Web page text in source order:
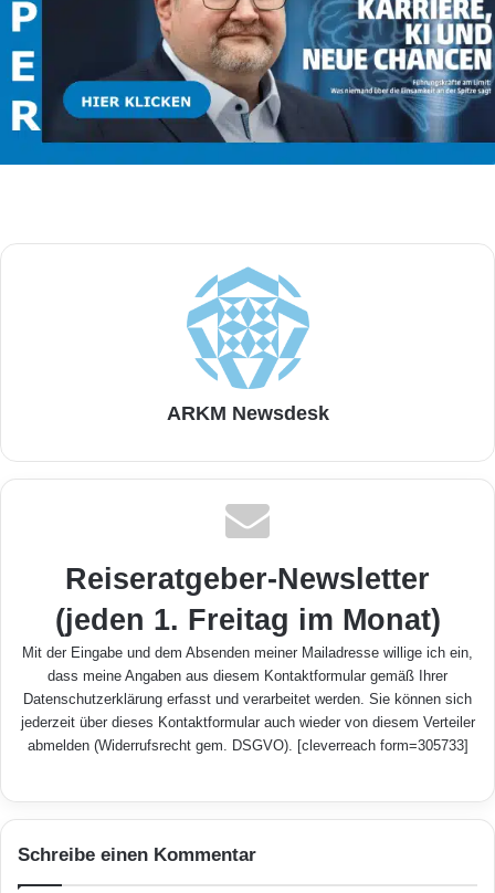
ARKM Newsdesk
Reiseratgeber-Newsletter
(jeden 1. Freitag im Monat)
Mit der Eingabe und dem Absenden meiner Mailadresse willige ich ein,
dass meine Angaben aus diesem Kontaktformular gemäß Ihrer
Datenschutzerklärung erfasst und verarbeitet werden. Sie können sich
jederzeit über dieses Kontaktformular auch wieder von diesem Verteiler
abmelden (Widerrufsrecht gem. DSGVO). [cleverreach form=305733]
Schreibe einen Kommentar